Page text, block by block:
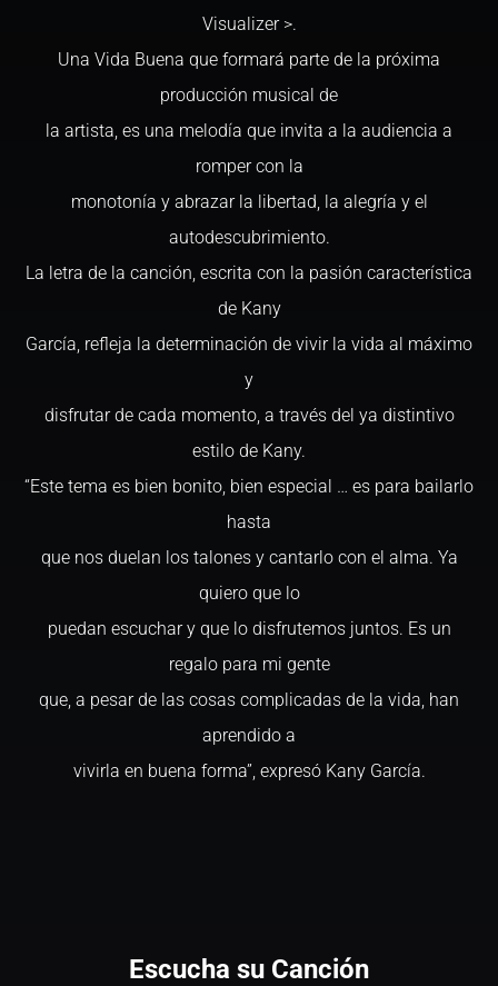
Visualizer >.
Una Vida Buena que formará parte de la próxima
producción musical de
la artista, es una melodía que invita a la audiencia a
romper con la
monotonía y abrazar la libertad, la alegría y el
autodescubrimiento.
La letra de la canción, escrita con la pasión característica
de Kany
García, refleja la determinación de vivir la vida al máximo
y
disfrutar de cada momento, a través del ya distintivo
estilo de Kany.
“Este tema es bien bonito, bien especial … es para bailarlo
hasta
que nos duelan los talones y cantarlo con el alma. Ya
quiero que lo
puedan escuchar y que lo disfrutemos juntos. Es un
regalo para mi gente
que, a pesar de las cosas complicadas de la vida, han
aprendido a
vivirla en buena forma”, expresó Kany García.
Escucha su Canción